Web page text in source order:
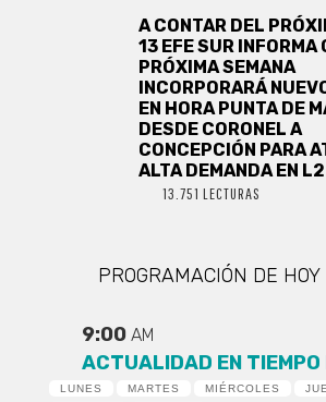
A CONTAR DEL
13 EFE SUR INFORMA
PRÓXIMA SEMANA
INCORPORARÁ
EN HORA PUNTA DE
DESDE CORONEL A
CONCEPCIÓN PARA
ALTA DEMANDA EN L2
13.751 LECTURAS
PROGRAMACIÓN DE HOY
9:00 AM
ACTUALIDAD EN TIEMPO
LUNES MARTES MIÉRCOLES